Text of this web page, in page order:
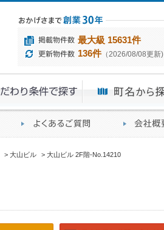
最大級 15631件
136件（2026/08/08更新)
大山ビル 大山ビル 2F階-No.14210